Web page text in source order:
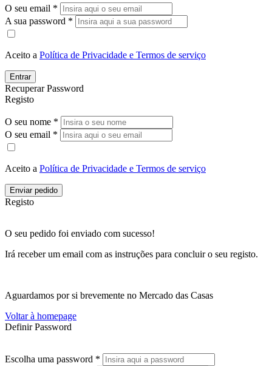
O seu email *
A sua password *
Aceito a Política de Privacidade e Termos de serviço
Entrar
Recuperar Password
Registo
O seu nome *
O seu email *
Aceito a Política de Privacidade e Termos de serviço
Enviar pedido
Registo
O seu pedido foi enviado com sucesso!
Irá receber um email com as instruções para concluir o seu registo.
Aguardamos por si brevemente no Mercado das Casas
Voltar à homepage
Definir Password
Escolha uma password *